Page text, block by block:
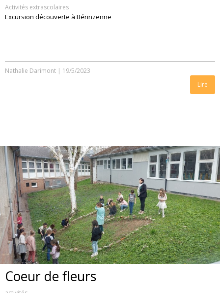
Activités extrascolaires
Excursion découverte à Bérinzenne
Nathalie Darimont | 19/5/2023
Lire
Coeur de fleurs